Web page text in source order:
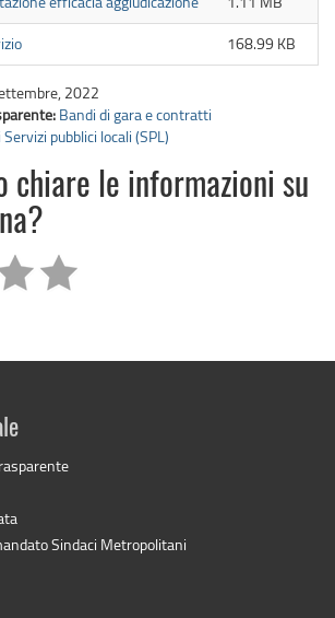
168.99 KB
2022
Bandi di gara e contratti
pubblici locali (SPL)
chiare le informazioni su
Sindaci Metropolitani